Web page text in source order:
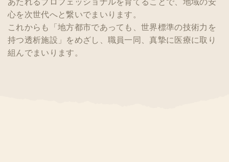
心を次世代へと繋いでまいります。
これからも「地方都市であっても、世界標準の技術力を
持つ透析施設」をめざし、職員一同、真摯に医療に取り
組んでまいります。